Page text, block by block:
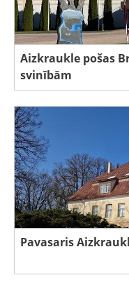
Aizkraukle pošas
svinībām
Pavasaris